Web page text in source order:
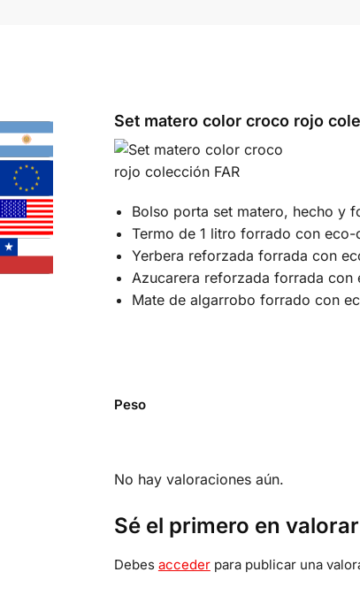
Set matero color croco rojo
Bolso porta set matero, hecho y
Termo de 1 litro forrado con
Yerbera reforzada forrada con
Azucarera reforzada forrada
Mate de algarrobo forrado con
Peso
No hay valoraciones aún.
Sé el primero en
Debes accederpara publicar una